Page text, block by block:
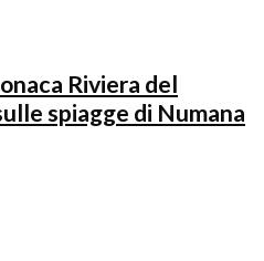
Riviera del
spiagge di Numana